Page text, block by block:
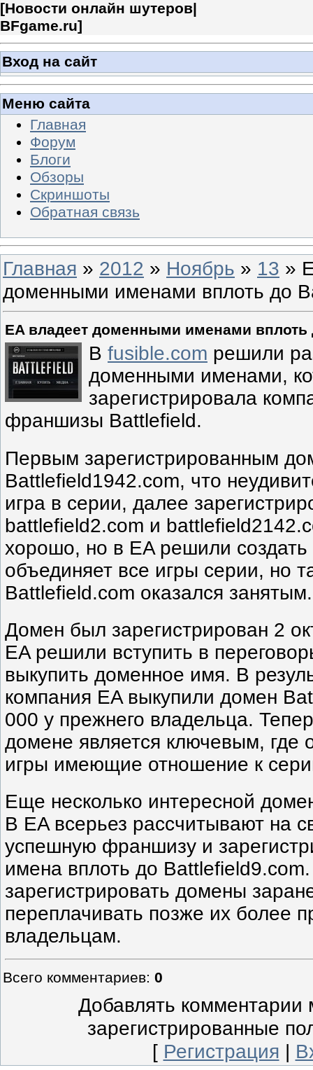
[Новости онлайн шутеров|
BFgame.ru]
Вход на сайт
Меню сайта
Главная
Форум
Блоги
Обзоры
Скриншоты
Обратная связь
Главная » 2012 » Ноябрь » 13 »
доменными именами вплоть до
EA владеет доменными именами
В fusible.com решили
доменными именами,
зарегистрировала
франшизы Battlefield.
Первым зарегистрированным
Battlefield1942.com, что
игра в серии, далее
battlefield2.com и
хорошо, но в EA решили создать
объединяет все игры серии, но
Battlefield.com оказался занятым.
Домен был зарегистрирован 2
EA решили вступить в
выкупить доменное имя. В
компания EA выкупили домен
000 у прежнего владельца.
домене является ключевым, где
игры имеющие отношение к
Еще несколько интересной
В EA всерьез рассчитывают на
успешную франшизу и
имена вплоть до
зарегистрировать домены
переплачивать позже их более
владельцам.
Всего комментариев: 0
Добавлять комментарии
зарегистрированные
[ Регистрация |